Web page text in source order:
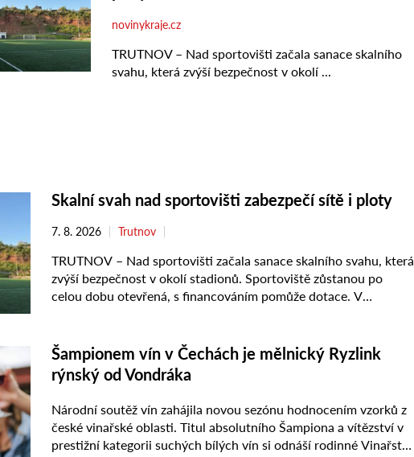
Skalní svah nad sportovišti zabezpečí sítě i ploty
7. 8. 2026 Trutnov
TRUTNOV – Nad sportovišti začala sanace skalního svahu, která
zvýší bezpečnost v okolí stadionů. Sportoviště zůstanou po
celou dobu otevřená, s financováním pomůže dotace. V
Šampionem vín v Čechách je mělnický Ryzlink
rýnský od Vondráka
Národní soutěž vín zahájila novou sezónu hodnocením vzorků z
české vinařské oblasti. Titul absolutního Šampiona a vítězství v
prestižní kategorii suchých bílých vín si odnáší rodinné Vinařství